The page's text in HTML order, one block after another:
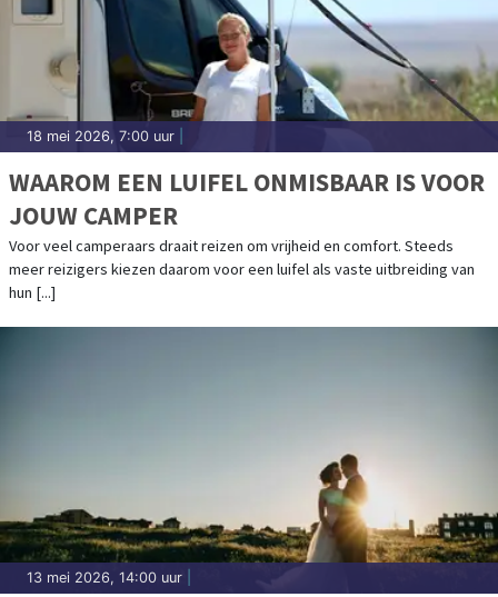
18 mei 2026, 7:00 uur
WAAROM EEN LUIFEL ONMISBAAR IS VOOR
JOUW CAMPER
Voor veel camperaars draait reizen om vrijheid en comfort. Steeds
meer reizigers kiezen daarom voor een luifel als vaste uitbreiding van
hun [...]
13 mei 2026, 14:00 uur